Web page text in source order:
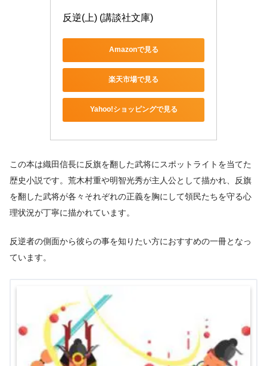
反逆(上) (講談社文庫)
Amazonで見る
楽天市場で見る
Yahoo!ショッピングで見る
この本は織田信長に反旗を翻した武将にスポットライトを当てた
歴史小説です。荒木村重や明智光秀が主人公として描かれ、反旗
を翻した武将が各々それぞれの正義を胸にして領民たちを守る心
理状況が丁寧に描かれています。
反逆者の側面から彼らの事を知りたい方におすすめの一冊となっ
ています。